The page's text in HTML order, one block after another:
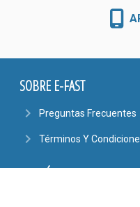
SOBRE E-FAST
navigate_next Preguntas Frecuentes
navigate_next Términos Y
CONTÁCTENOS